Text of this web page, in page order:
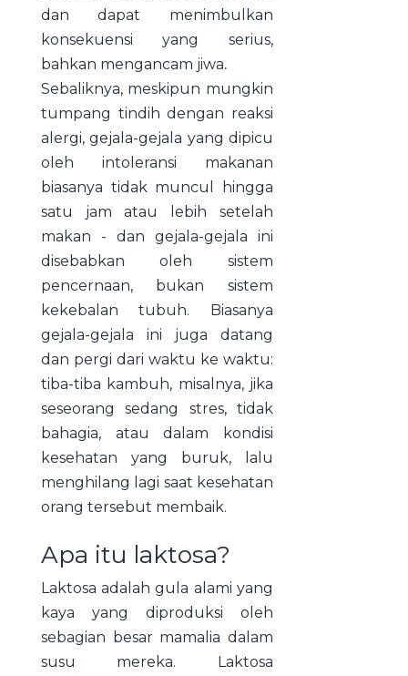
dan dapat menimbulkan
konsekuensi yang serius,
bahkan mengancam jiwa.
Sebaliknya, meskipun mungkin
tumpang tindih dengan reaksi
alergi, gejala-gejala yang dipicu
oleh intoleransi makanan
biasanya tidak muncul hingga
satu jam atau lebih setelah
makan - dan gejala-gejala ini
disebabkan oleh sistem
pencernaan, bukan sistem
kekebalan tubuh. Biasanya
gejala-gejala ini juga datang
dan pergi dari waktu ke waktu:
tiba-tiba kambuh, misalnya, jika
seseorang sedang stres, tidak
bahagia, atau dalam kondisi
kesehatan yang buruk, lalu
menghilang lagi saat kesehatan
orang tersebut membaik.
Apa itu laktosa?
Laktosa adalah gula alami yang
kaya yang diproduksi oleh
sebagian besar mamalia dalam
susu mereka. Laktosa